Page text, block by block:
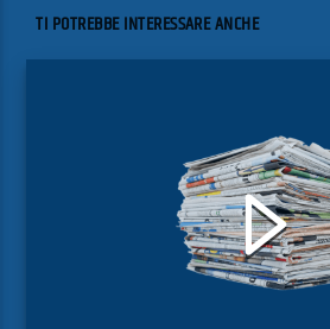
TI POTREBBE INTERESSARE ANCHE